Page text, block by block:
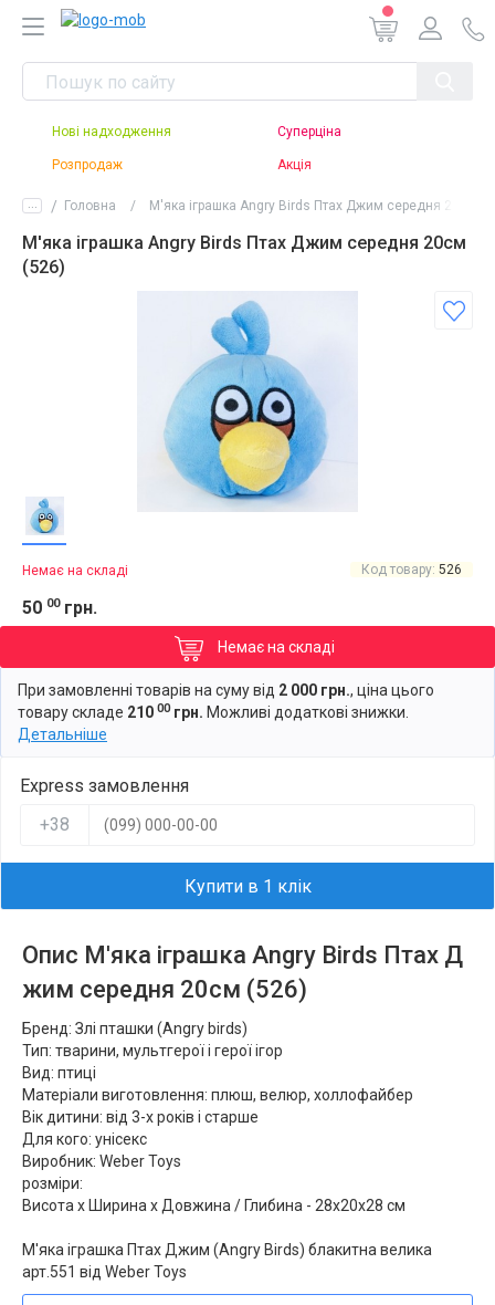
Нові надходження Суперціна
Розпродаж Акція
Головна
... М'яка іграшка Angry Birds Птах Джим середня 20см
М'яка іграшка Angry Birds Птах Джим середня 20см
(526)
Немає на складі Код товару: 526
50 00грн.
Немає на складі
При замовленні товарів на суму від 2 000 грн., ціна цього
товару складе 210 00грн. Можливі додаткові знижки.
Детальніше
Express замовлення
+38
Купити в 1 клік
Опис М'яка іграшка Angry Birds Птах Д
жим середня 20см (526)
Бренд: Злі пташки (Angry birds)
Тип: тварини, мультгерої і герої ігор
Вид: птиці
Матеріали виготовлення: плюш, велюр, холлофайбер
Вік дитини: від 3-х років і старше
Для кого: унісекс
Виробник: Weber Toys
розміри:
Висота х Ширина х Довжина / Глибина - 28х20х28 см
М'яка іграшка Птах Джим (Angry Birds) блакитна велика
арт.551 від Weber Toys